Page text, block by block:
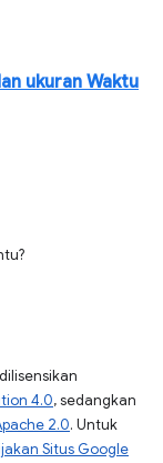
ukuran Waktu
4.0, sedangkan
2.0. Untuk
Situs Google